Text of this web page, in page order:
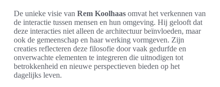
De unieke visie van Rem Koolhaas omvat het verkennen van
de interactie tussen mensen en hun omgeving. Hij gelooft dat
deze interacties niet alleen de architectuur beïnvloeden, maar
ook de gemeenschap en haar werking vormgeven. Zijn
creaties reflecteren deze filosofie door vaak gedurfde en
onverwachte elementen te integreren die uitnodigen tot
betrokkenheid en nieuwe perspectieven bieden op het
dagelijks leven.